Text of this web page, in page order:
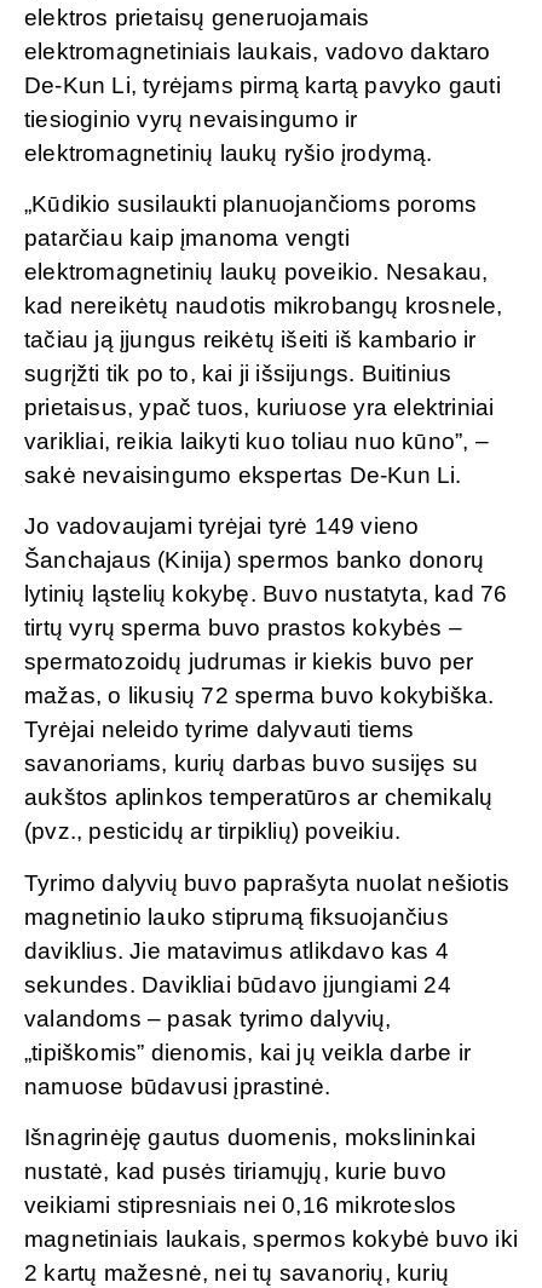
elektros prietaisų generuojamais
elektromagnetiniais laukais, vadovo daktaro
De-Kun Li, tyrėjams pirmą kartą pavyko gauti
tiesioginio vyrų nevaisingumo ir
elektromagnetinių laukų ryšio įrodymą.
„Kūdikio susilaukti planuojančioms poroms
patarčiau kaip įmanoma vengti
elektromagnetinių laukų poveikio. Nesakau,
kad nereikėtų naudotis mikrobangų krosnele,
tačiau ją įjungus reikėtų išeiti iš kambario ir
sugrįžti tik po to, kai ji išsijungs. Buitinius
prietaisus, ypač tuos, kuriuose yra elektriniai
varikliai, reikia laikyti kuo toliau nuo kūno”, –
sakė nevaisingumo ekspertas De-Kun Li.
Jo vadovaujami tyrėjai tyrė 149 vieno
Šanchajaus (Kinija) spermos banko donorų
lytinių ląstelių kokybę. Buvo nustatyta, kad 76
tirtų vyrų sperma buvo prastos kokybės –
spermatozoidų judrumas ir kiekis buvo per
mažas, o likusių 72 sperma buvo kokybiška.
Tyrėjai neleido tyrime dalyvauti tiems
savanoriams, kurių darbas buvo susijęs su
aukštos aplinkos temperatūros ar chemikalų
(pvz., pesticidų ar tirpiklių) poveikiu.
Tyrimo dalyvių buvo paprašyta nuolat nešiotis
magnetinio lauko stiprumą fiksuojančius
daviklius. Jie matavimus atlikdavo kas 4
sekundes. Davikliai būdavo įjungiami 24
valandoms – pasak tyrimo dalyvių,
„tipiškomis” dienomis, kai jų veikla darbe ir
namuose būdavusi įprastinė.
Išnagrinėję gautus duomenis, mokslininkai
nustatė, kad pusės tiriamųjų, kurie buvo
veikiami stipresniais nei 0,16 mikroteslos
magnetiniais laukais, spermos kokybė buvo iki
2 kartų mažesnė, nei tų savanorių, kurių